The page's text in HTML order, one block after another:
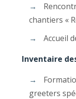
chantiers «
Accueil
Inventaire
greeters